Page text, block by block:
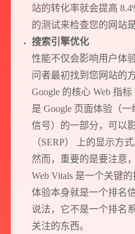
站的转化率就会提高
的测试来检查您的网站
搜索引擎优化
性能不仅会影响用户体
问者最初找到您网站的方
Google 的核心 Web 指
是 Google 页面体验（
信号）的一部分，可以
（SERP） 上的显示方式
然而，重要的是要注意
Web Vitals 是一个关键
体验本身就是一个排名
说法，它不是一个排
关注的东西。